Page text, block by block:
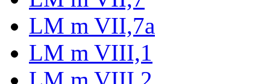
LM m VII,7a
LM m VIII,1